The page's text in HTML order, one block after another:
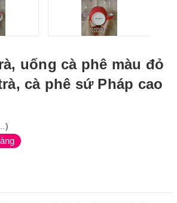
uống cà phê màu đỏ
cà phê sứ Pháp cao